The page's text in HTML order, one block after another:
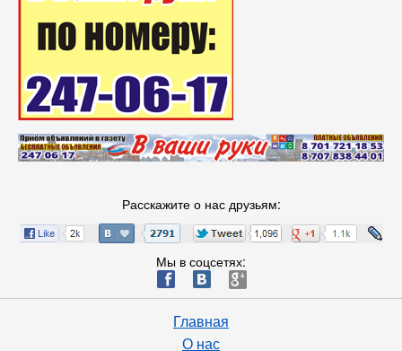
Расскажите о нас друзьям:
Мы в соцсетях:
ä æ è
Главная
О нас